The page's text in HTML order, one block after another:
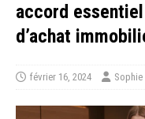
accord
d’achat
février 16, 2024